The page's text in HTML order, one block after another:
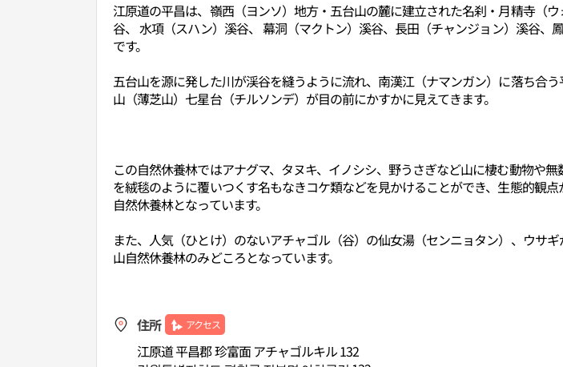
江原道の平昌は、嶺西（ヨンソ）地方・五台山の麓に建立された名刹・月精寺（
谷、 水項（スハン）溪谷、 幕洞（マクトン）溪谷、長田（チャンジョン）溪谷
です。
五台山を源に発した川が渓谷を縫うように流れ、南漢江（ナマンガン）に落ち合
山（薄芝山）七星台（チルソンデ）が目の前にかすかに見えてきます。
この自然休養林ではアナグマ、タヌキ、イノシシ、野うさぎなど山に棲む動物や
を絨毯のように覆いつくす名もなきコケ類などを見かけることができ、生態的観
自然休養林となっています。
また、人気（ひとけ）のないアチャゴル（谷）の仙女湯（センニョタン）、ウサ
山自然休養林のみどころとなっています。
住所 アクセス
江原道 平昌郡 珍富面 アチャゴルキル 132